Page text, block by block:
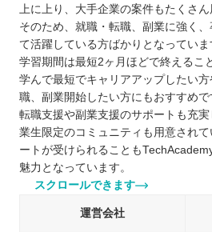
上に上り、大手企業の案件もたくさん
そのため、就職・転職、副業に強く
て活躍している方ばかりとなっていま
学習期間は最短2ヶ月ほどで終えるこ
学んで最短でキャリアアップしたい
職、副業開始したい方にもおすすめで
転職支援や副業支援のサポートも充
業生限定のコミュニティも用意され
ートが受けられることも
魅力となっています。
スクロールできます
運営会社